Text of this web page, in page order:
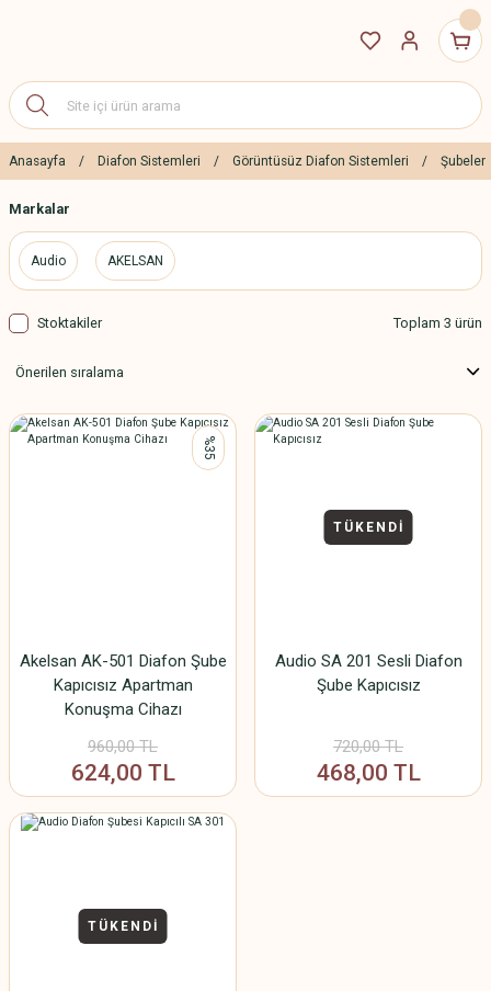
Anasayfa Diafon Sistemleri Görüntüsüz Diafon Sistemleri Şubeler
Markalar
Audio AKELSAN
Stoktakiler Toplam 3 ürün
%35
Akelsan AK-501 Diafon Şube
Kapıcısız Apartman
Konuşma Cihazı
960,00 TL
624,00 TL
TÜKENDİ
Audio SA 201 Sesli Diafon
Şube Kapıcısız
720,00 TL
468,00 TL
TÜKENDİ